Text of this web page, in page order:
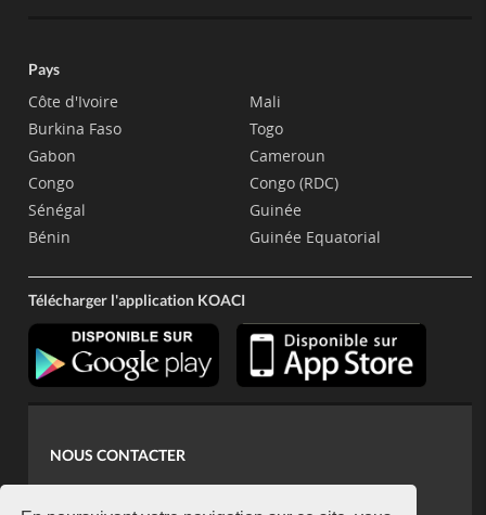
Pays
Côte d'Ivoire
Burkina Faso
Gabon
Congo
Sénégal
Bénin
Mali
Togo
Cameroun
Congo (RDC)
Guinée
Guinée Equatorial
Télécharger l'application KOACI
NOUS CONTACTER